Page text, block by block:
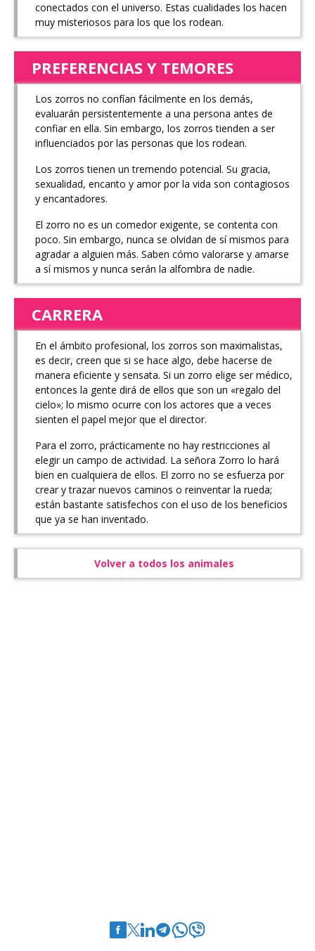
conectados con el universo. Estas cualidades los hacen
muy misteriosos para los que los rodean.
PREFERENCIAS Y TEMORES
Los zorros no confían fácilmente en los demás,
evaluarán persistentemente a una persona antes de
confiar en ella. Sin embargo, los zorros tienden a ser
influenciados por las personas que los rodean.
Los zorros tienen un tremendo potencial. Su gracia,
sexualidad, encanto y amor por la vida son contagiosos
y encantadores.
El zorro no es un comedor exigente, se contenta con
poco. Sin embargo, nunca se olvidan de sí mismos para
agradar a alguien más. Saben cómo valorarse y amarse
a sí mismos y nunca serán la alfombra de nadie.
CARRERA
En el ámbito profesional, los zorros son maximalistas,
es decir, creen que si se hace algo, debe hacerse de
manera eficiente y sensata. Si un zorro elige ser médico,
entonces la gente dirá de ellos que son un «regalo del
cielo»; lo mismo ocurre con los actores que a veces
sienten el papel mejor que el director.
Para el zorro, prácticamente no hay restricciones al
elegir un campo de actividad. La señora Zorro lo hará
bien en cualquiera de ellos. El zorro no se esfuerza por
crear y trazar nuevos caminos o reinventar la rueda;
están bastante satisfechos con el uso de los beneficios
que ya se han inventado.
Volver a todos los animales